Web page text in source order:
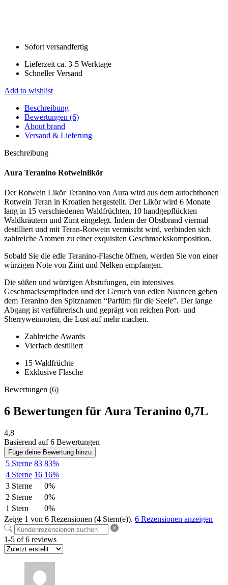
Sofort versandfertig
Lieferzeit ca. 3-5 Werktage
Schneller Versand
Add to wishlist
Beschreibung
Bewertungen (6)
About brand
Versand & Lieferung
Beschreibung
Aura Teranino Rotweinlikör
Der Rotwein Likör Teranino von Aura wird aus dem autochthonen
Rotwein Teran in Kroatien hergestellt. Der Likör wird 6 Monate
lang in 15 verschiedenen Waldfrüchten, 10 handgepflückten
Waldkräutern und Zimt eingelegt. Indem der Obstbrand viermal
destilliert und mit Teran-Rotwein vermischt wird, verbinden sich
zahlreiche Aromen zu einer exquisiten Geschmackskomposition.
Sobald Sie die edle Teranino-Flasche öffnen, werden Sie von einer
würzigen Note von Zimt und Nelken empfangen.
Die süßen und würzigen Abstufungen, ein intensives
Geschmacksempfinden und der Geruch von edlen Nuancen geben
dem Teranino den Spitznamen “Parfüm für die Seele”. Der lange
Abgang ist verführerisch und geprägt von reichen Port- und
Sherryweinnoten, die Lust auf mehr machen.
Zahlreiche Awards
Vierfach destilliert
15 Waldfrüchte
Exklusive Flasche
Bewertungen (6)
6 Bewertungen fürAura Teranino 0,7L
4,8
Basierend auf 6 Bewertungen
Füge deine Bewertung hinzu
5 Sterne 83 83%
4 Sterne 16 16%
3 Sterne
0%
2 Sterne
0%
1 Stern
0%
Zeige 1 von 6 Rezensionen (4 Stern(e)). 6 Rezensionen anzeigen
1-5 of 6 reviews